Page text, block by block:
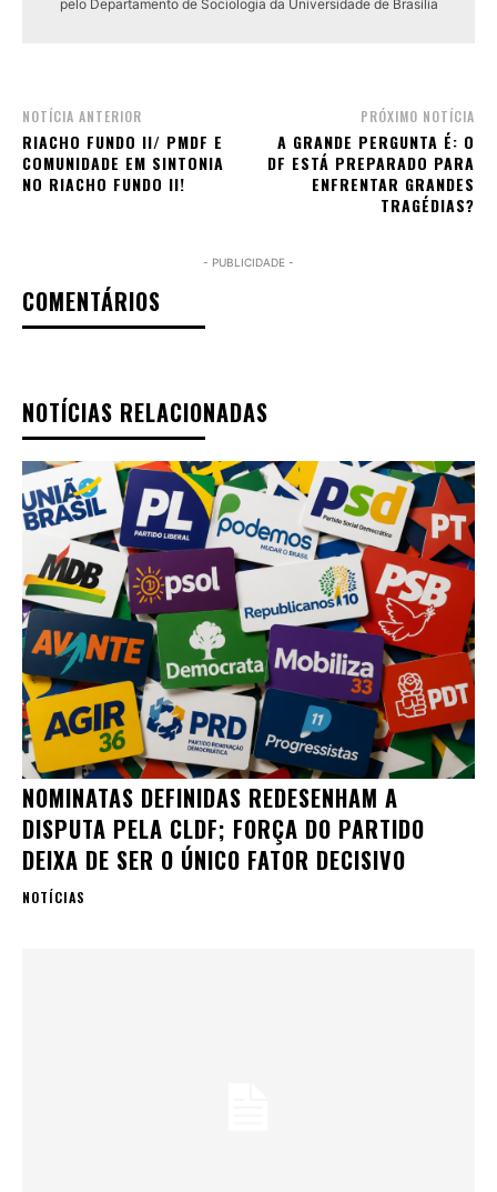
pelo Departamento de Sociologia da Universidade de Brasília
NOTÍCIA ANTERIOR
RIACHO FUNDO II/ PMDF E
COMUNIDADE EM SINTONIA
NO RIACHO FUNDO II!
PRÓXIMO NOTÍCIA
A GRANDE PERGUNTA É: O
DF ESTÁ PREPARADO PARA
ENFRENTAR GRANDES
TRAGÉDIAS?
- PUBLICIDADE -
COMENTÁRIOS
NOTÍCIAS RELACIONADAS
NOMINATAS DEFINIDAS REDESENHAM A
DISPUTA PELA CLDF; FORÇA DO PARTIDO
DEIXA DE SER O ÚNICO FATOR DECISIVO
NOTÍCIAS